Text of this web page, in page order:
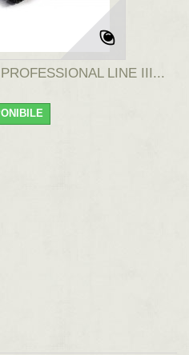
LINE III...